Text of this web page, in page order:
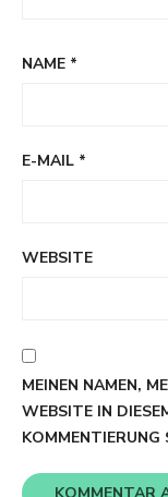
NAME *
E-MAIL *
WEBSITE
MEINEN NAMEN,
WEBSITE IN
KOMMENTIERUNG